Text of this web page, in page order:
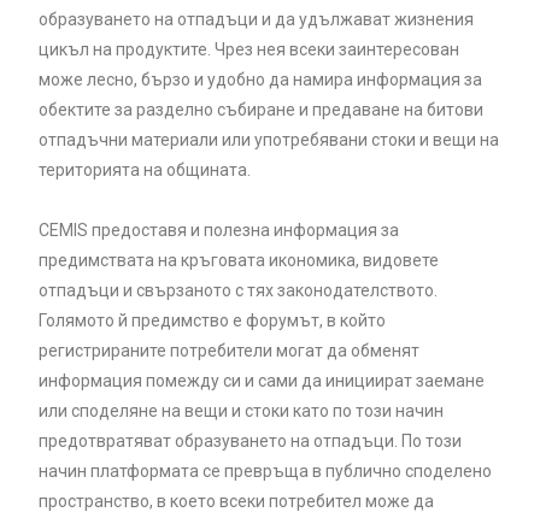
образуването на отпадъци и да удължават жизнения
цикъл на продуктите. Чрез нея всеки заинтересован
може лесно, бързо и удобно да намира информация за
обектите за разделно събиране и предаване на битови
отпадъчни материали или употребявани стоки и вещи на
територията на общината.
CEMIS предоставя и полезна информация за
предимствата на кръговата икономика, видовете
отпадъци и свързаното с тях законодателството.
Голямото й предимство е форумът, в който
регистрираните потребители могат да обменят
информация помежду си и сами да инициират заемане
или споделяне на вещи и стоки като по този начин
предотвратяват образуването на отпадъци. По този
начин платформата се превръща в публично споделено
пространство, в което всеки потребител може да